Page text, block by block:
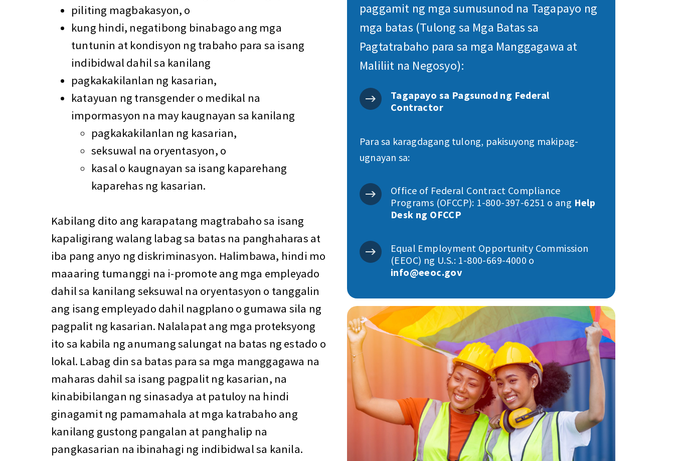
piliting magbakasyon, o
kung hindi, negatibong binabago ang mga
tuntunin at kondisyon ng trabaho para sa isang
indibidwal dahil sa kanilang
pagkakakilanlan ng kasarian,
katayuan ng transgender o medikal na
impormasyon na may kaugnayan sa kanilang
pagkakakilanlan ng kasarian,
seksuwal na oryentasyon, o
kasal o kaugnayan sa isang kaparehang
kaparehas ng kasarian.
Kabilang dito ang karapatang magtrabaho sa isang
kapaligirang walang labag sa batas na panghaharas at
iba pang anyo ng diskriminasyon. Halimbawa, hindi mo
maaaring tumanggi na i-promote ang mga empleyado
dahil sa kanilang seksuwal na oryentasyon o tanggalin
ang isang empleyado dahil nagplano o gumawa sila ng
pagpalit ng kasarian. Nalalapat ang mga proteksyong
ito sa kabila ng anumang salungat na batas ng estado o
lokal. Labag din sa batas para sa mga manggagawa na
maharas dahil sa isang pagpalit ng kasarian, na
kinabibilangan ng sinasadya at patuloy na hindi
ginagamit ng pamamahala at mga katrabaho ang
kanilang gustong pangalan at panghalip na
pangkasarian na ibinahagi ng indibidwal sa kanila.
paggamit ng mga sumusunod na Tagapayo ng
mga batas (Tulong sa Mga Batas sa
Pagtatrabaho para sa mga Manggagawa at
Maliliit na Negosyo):
Tagapayo sa Pagsunod ng Federal
Contractor
Para sa karagdagang tulong, pakisuyong makipag-
ugnayan sa:
Office of Federal Contract Compliance
Programs (OFCCP): 1-800-397-6251 o ang Help
Desk ng OFCCP
Equal Employment Opportunity Commission
(EEOC) ng U.S.: 1-800-669-4000 o
info@eeoc.gov